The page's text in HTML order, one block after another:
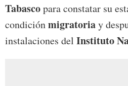
Tabascopara constatar su
condiciónmigratoriay
instalaciones del Instituto